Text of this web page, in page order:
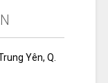
Yên, Q.